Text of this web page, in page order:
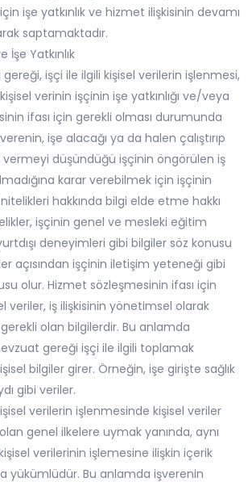
işe yatkınlık ve hizmet ilişkisinin devamı
saptamaktadır.
İşe Yatkınlık
gereği, işçi ile ilgili kişisel verilerin işlenmesi,
verinin işçinin işe yatkınlığı ve/veya
ifası için gerekli olması durumunda
işe alacağı ya da halen çalıştırıp
vermeyi düşündüğü işçinin öngörülen iş
karar verebilmek için işçinin
hakkında bilgi elde etme hakkı
işçinin genel ve mesleki eğitim
deneyimleri gibi bilgiler söz konusu
açısından işçinin iletişim yeteneği gibi
olur. Hizmet sözleşmesinin ifası için
veriler, iş ilişkisinin yönetimsel olarak
olan bilgilerdir. Bu anlamda
gereği işçi ile ilgili toplamak
bilgiler girer. Örneğin, işe girişte sağlık
gibi veriler.
verilerin işlenmesinde kişisel veriler
genel ilkelere uymak yanında, aynı
verilerinin işlemesine ilişkin içerik
yükümlüdür. Bu anlamda işverenin